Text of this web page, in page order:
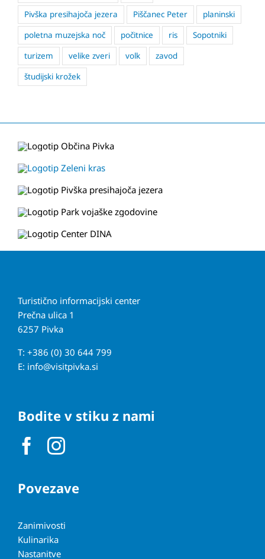
Pivška presihajoča jezera
Piščanec Peter
planinski
poletna muzejska noč
počitnice ris
Sopotniki
turizem
velike zveri volk
zavod
študijski krožek
Turistično informacijski center
Prečna ulica 1
6257 Pivka
T: +386 (0) 30 644 799
E: info@visitpivka.si
Bodite v stiku z nami
Povezave
Zanimivosti
Kulinarika
Nastanitve